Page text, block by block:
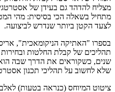
מצליח להדהד גם בעידן של
מתחיל בשאלה הכי בסיסית: מהי
לצעד הקטן ביותר שנדרש לביצועה.
בספרו "האתיקה הניקומאכית",
תהליכים של קבלת החלטות
שנים, כשקוראים את הדרך שבה
שלא לחשוב על תהליכי תכנון
ציטוט המיוחס (כנראה בטעות)